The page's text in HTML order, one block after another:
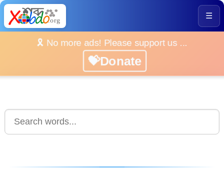
☰
🎗️ No more ads! Please support us ...
💝Donate